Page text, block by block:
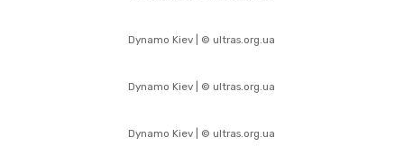
Dynamo Kiev | © ultras.org.ua
Dynamo Kiev | © ultras.org.ua
Dynamo Kiev | © ultras.org.ua